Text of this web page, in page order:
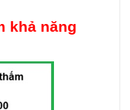
khả năng